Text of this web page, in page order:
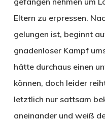
Eltern zu erpressen.
gelungen ist, beginnt
gnadenloser Kampf
hätte durchaus einen
können, doch leider
letztlich nur sattsam
aneinander und weiß